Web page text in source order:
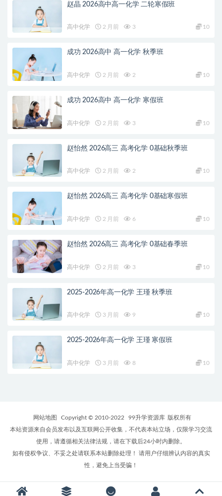
赵晶 2026高中高一化学 二轮寒假班
高中化学 2 月前 3 10
成功 2026高中 高一化学 秋季班
高中化学 2 月前 2 10
成功 2026高中 高一化学 寒假班
高中化学 2 月前 3 10
赵怡然 2026高三 高考化学 0基础秋季班
高中化学 2 月前 2 10
赵怡然 2026高三 高考化学 0基础寒假班
高中化学 2 月前 6 10
赵怡然 2026高三 高考化学 0基础春季班
高中化学 2 月前 3 10
2025-2026年高一化学 王瑾 秋季班
高中化学 3 月前 9 10
2025-2026年高一化学 王瑾 寒假班
高中化学 3 月前 8 10
网站地图 Copyright © 2010-2022 99升学资源库 版权所有
本站资源来自会员发布以及互联网公开收集，不代表本站立场，仅限学习交流
使用，请遵循相关法律法规，请在下载后24小时内删除。
如有侵权争议、不妥之处请联系本站删除处理！ 请用户仔细辨认内容的真实
性，避免上当受骗！